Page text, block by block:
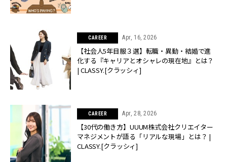
CAREER Apr, 16, 2026
【社会人5年目服３選】転職・異動・結婚で進
化する『キャリアとオシャレの現在地』とは？
| CLASSY.[クラッシィ]
CAREER Apr, 28, 2026
【30代の働き方】UUUM株式会社クリエイター
マネジメントが語る「リアルな現場」とは？ |
CLASSY.[クラッシィ]